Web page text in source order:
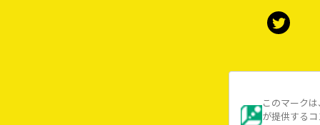
このマーク
が提供する